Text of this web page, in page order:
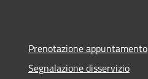
Prenotazione appuntamento
Segnalazione disservizio